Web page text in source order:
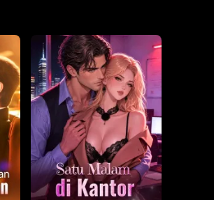
EP 34 EP 35 EP 36
EP 37 EP 38 EP 39